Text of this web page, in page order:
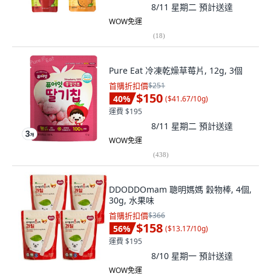
8/11 星期二 預計送達
WOW免運
(18)
Pure Eat 冷凍乾燥草莓片, 12g, 3個
首購折扣價$251
40% $150 ($41.67/10g)
運費 $195
8/11 星期二 預計送達
WOW免運
(438)
DDODDOmam 聰明媽媽 穀物棒, 4個,
30g, 水果味
首購折扣價$366
56% $158 ($13.17/10g)
運費 $195
8/10 星期一 預計送達
WOW免運